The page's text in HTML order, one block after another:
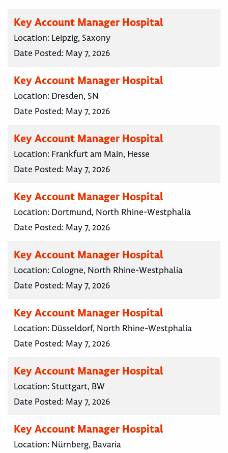
Key Account Manager Hospital
Location: Leipzig, Saxony
Date Posted: May 7, 2026
Key Account Manager Hospital
Location: Dresden, SN
Date Posted: May 7, 2026
Key Account Manager Hospital
Location: Frankfurt am Main, Hesse
Date Posted: May 7, 2026
Key Account Manager Hospital
Location: Dortmund, North Rhine-Westphalia
Date Posted: May 7, 2026
Key Account Manager Hospital
Location: Cologne, North Rhine-Westphalia
Date Posted: May 7, 2026
Key Account Manager Hospital
Location: Düsseldorf, North Rhine-Westphalia
Date Posted: May 7, 2026
Key Account Manager Hospital
Location: Stuttgart, BW
Date Posted: May 7, 2026
Key Account Manager Hospital
Location: Nürnberg, Bavaria